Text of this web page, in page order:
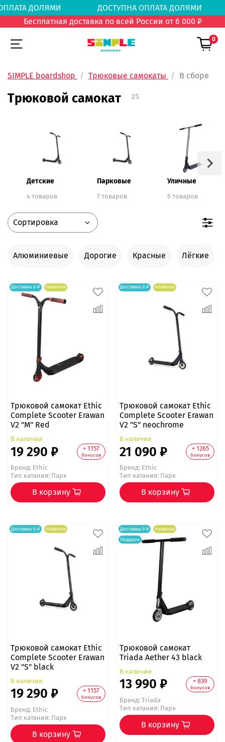
ОПЛАТА ДОЛЯМИ
ДОСТУПНА ОПЛАТА
Бесплатная доставка по всей России от 6 000 ₽
0
SIMPLE boardshop Трюковые самокаты В сборе
Трюковой самокат 25
Детские
4 товаров
Парковые
7 товаров
Уличные
6 товаров
Алюминиевые Дорогие Красные Лёгкие
Доставка 0 ₽ Новинка
Трюковой самокат Ethic
Complete Scooter Erawan
V2 "M" Red
В наличии
19 290 ₽ + 1157
бонусов
Бренд:Ethic
Тип катания: Парк
В корзину
Доставка 0 ₽ Новинка
Трюковой самокат Ethic
Complete Scooter Erawan
V2 "S" neochrome
В наличии
21 090 ₽ + 1265
бонусов
Бренд:Ethic
Тип катания: Парк
В корзину
Доставка 0 ₽ Новинка
Трюковой самокат Ethic
Complete Scooter Erawan
V2 "S" black
В наличии
19 290 ₽ + 1157
бонусов
Бренд:Ethic
Тип катания: Парк
В корзину
Доставка 0 ₽
Новинка
Подарок
Трюковой самокат
Triada Aether 43 black
В наличии
13 990 ₽ + 839
бонусов
Бренд:Triada
Тип катания: Парк
В корзину